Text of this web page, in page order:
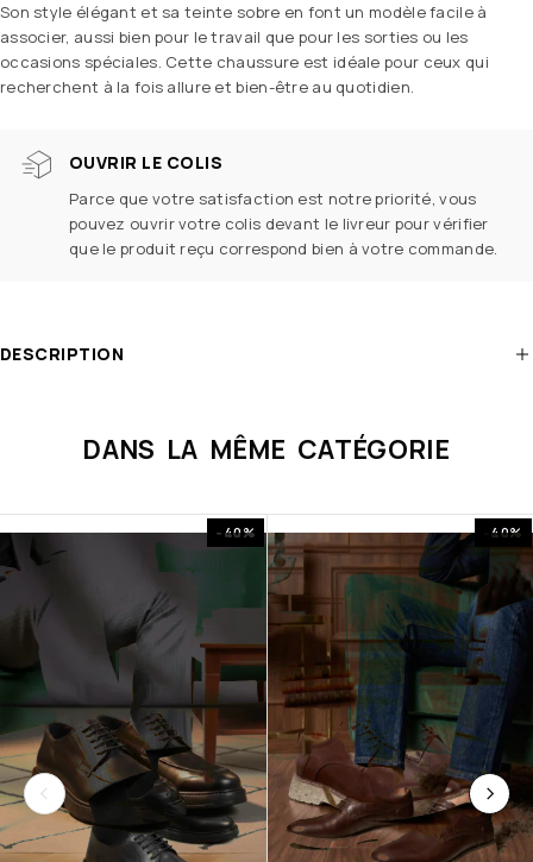
Son style élégant et sa teinte sobre en font un modèle facile à
associer, aussi bien pour le travail que pour les sorties ou les
occasions spéciales. Cette chaussure est idéale pour ceux qui
recherchent à la fois allure et bien-être au quotidien.
OUVRIR LE COLIS
Parce que votre satisfaction est notre priorité, vous
pouvez ouvrir votre colis devant le livreur pour vérifier
que le produit reçu correspond bien à votre commande.
DESCRIPTION
DANS LA MÊME CATÉGORIE
-40% -40%